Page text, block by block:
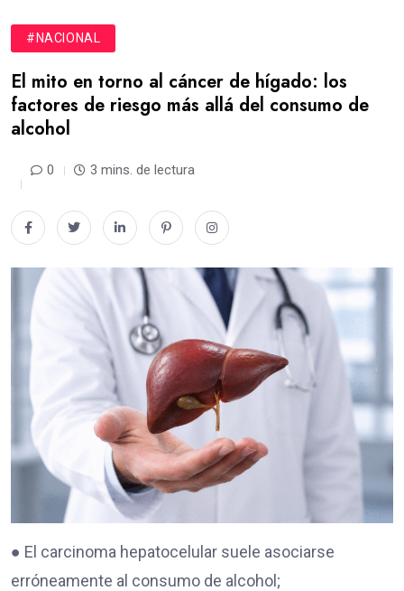
#NACIONAL
El mito en torno al cáncer de hígado: los
factores de riesgo más allá del consumo de
alcohol
0 3 mins. de lectura
● El carcinoma hepatocelular suele asociarse
erróneamente al consumo de alcohol;